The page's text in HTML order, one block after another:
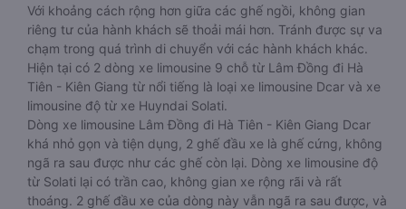
Với khoảng cách rộng hơn giữa các ghế ngồi, không gian
riêng tư của hành khách sẽ thoải mái hơn. Tránh được sự va
chạm trong quá trình di chuyển với các hành khách khác.
Hiện tại có 2 dòng xe limousine 9 chỗ từ Lâm Đồng đi Hà
Tiên - Kiên Giang từ nổi tiếng là loại xe limousine Dcar và xe
limousine độ từ xe Huyndai Solati.
Dòng xe limousine Lâm Đồng đi Hà Tiên - Kiên Giang Dcar
khá nhỏ gọn và tiện dụng, 2 ghế đầu xe là ghế cứng, không
ngã ra sau được như các ghế còn lại. Dòng xe limousine độ
từ Solati lại có trần cao, không gian xe rộng rãi và rất
thoáng. 2 ghế đầu xe của dòng này vẫn ngã ra sau được, và